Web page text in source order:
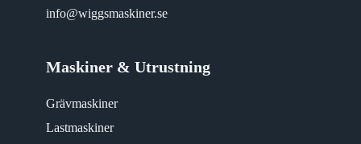
info@wiggsmaskiner.se
Maskiner & Utrustning
Grävmaskiner
Lastmaskiner